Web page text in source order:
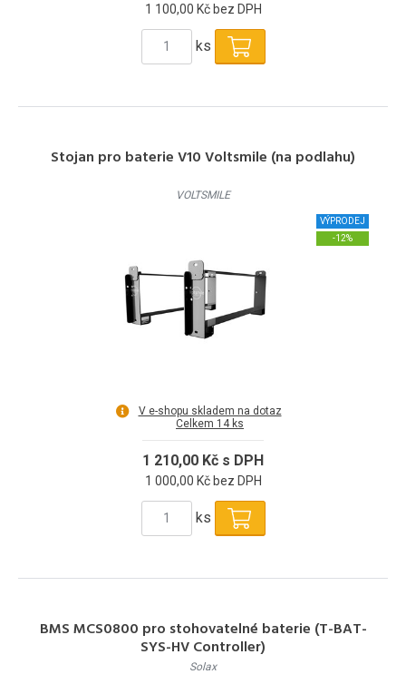
1 100,00 Kč bez DPH
ks
Stojan pro baterie V10 Voltsmile (na podlahu)
VOLTSMILE
VÝPRODEJ
-12%
V e-shopu skladem na dotaz
Celkem 14 ks
1 210,00 Kč s DPH
1 000,00 Kč bez DPH
ks
BMS MCS0800 pro stohovatelné baterie (T-BAT-
SYS-HV Controller)
Solax